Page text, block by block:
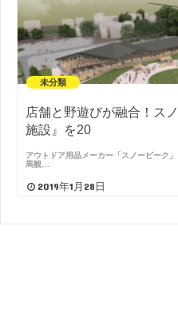
未分類
店舗と野遊びが融合！ス
施設』を20
アウトドア用品メーカー「スノーピーク
馬観…
2019年1月28日